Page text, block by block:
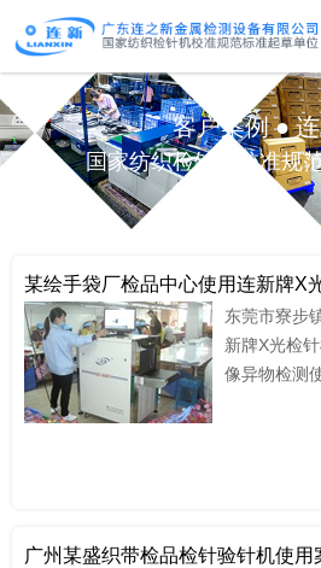
客户案例●
国家纺织检针机校准规
某绘手袋厂检品中心使用连新牌X
东莞市寮步
新牌X光检
像异物检测
广州某盛织带检品检针验针机使用